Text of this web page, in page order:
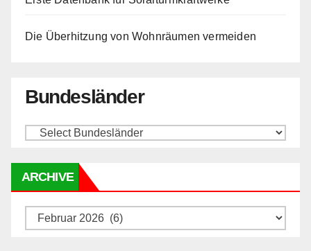
Die Überhitzung von Wohnräumen vermeiden
Bundesländer
ARCHIVE
Archive